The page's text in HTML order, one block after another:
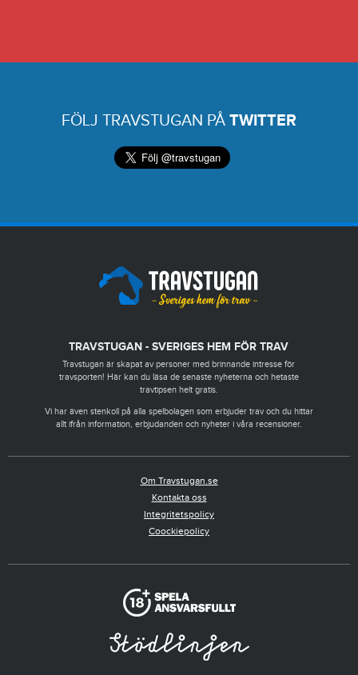
FÖLJ TRAVSTUGAN PÅ TWITTER
TRAVSTUGAN - SVERIGES HEM FÖR TRAV
Travstugan är skapat av personer med brinnande intresse för
travsporten! Här kan du läsa de senaste nyheterna och hetaste
travtipsen helt gratis.
Vi har även stenkoll på alla spelbolagen som erbjuder trav och du hittar
allt ifrån information, erbjudanden och nyheter i våra recensioner.
Om Travstugan.se
Kontakta oss
Integritetspolicy
Coockiepolicy